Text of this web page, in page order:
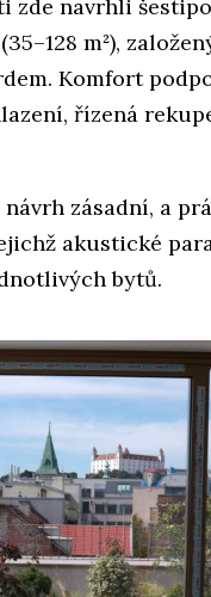
zde navrhli
m²),
Komfort
řízená
zásadní, a
akustické
bytů.